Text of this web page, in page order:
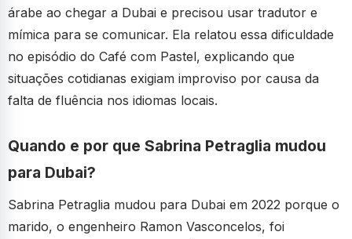
árabe ao chegar a Dubai e precisou usar tradutor e
mímica para se comunicar. Ela relatou essa dificuldade
no episódio do Café com Pastel, explicando que
situações cotidianas exigiam improviso por causa da
falta de fluência nos idiomas locais.
Quando e por que Sabrina Petraglia mudou
para Dubai?
Sabrina Petraglia mudou para Dubai em 2022 porque o
marido, o engenheiro Ramon Vasconcelos, foi